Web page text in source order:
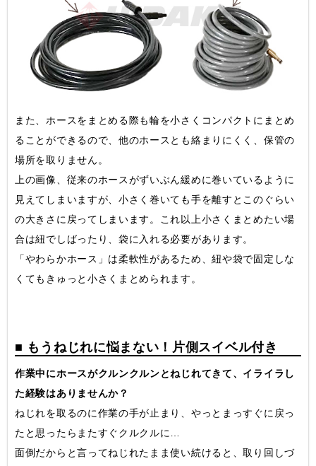
また、ホースをまとめる際も輪を小さくコンパクトにまとめ
ることができるので、他のホースとも絡まりにくく、保管の
場所を取りません。
上の画像、従来のホースがずいぶん緩めに巻いているように
見えてしまいますが、小さく巻いても手を離すとこのぐらい
の大きさに戻ってしまいます。これ以上小さくまとめたい場
合は紐でしばったり、袋に入れる必要があります。
「やわらかホース」は柔軟性があるため、紐や袋で固定しな
くてもきゅっと小さくまとめられます。
■ もうねじれに悩まない！片側スイベル付き
作業中にホースがクルンクルンとねじれてきて、イライラし
た経験はありませんか？
ねじれを取るのに作業の手が止まり、やっとまっすぐに戻っ
たと思ったらまたすぐクルクルに…
面倒だからと言ってねじれたまま使い続けると、取り回しづ